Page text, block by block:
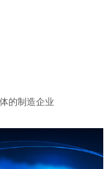
的制造企业